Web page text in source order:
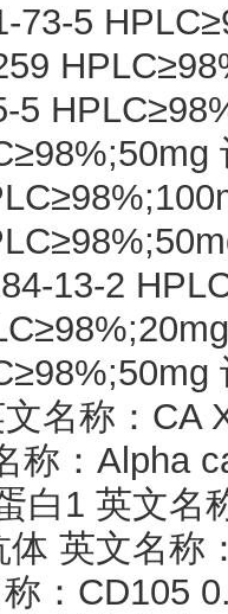
73-5
5
13-2
名称：CA
称：Alpha
白 1 英文名
体 英文名称
：CD105